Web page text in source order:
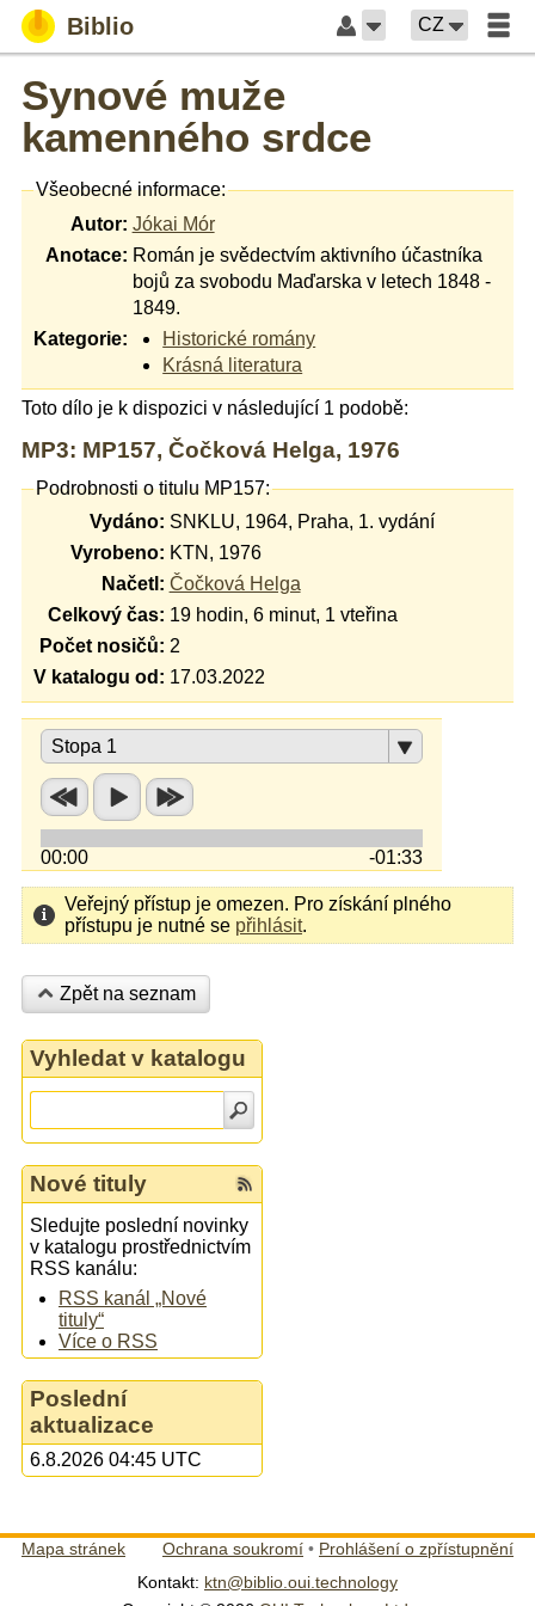
Biblio CZ
Synové muže
kamenného srdce
Všeobecné informace:
Autor: Jókai Mór
Anotace: Román je svědectvím aktivního účastníka
bojů za svobodu Maďarska v letech 1848 -
1849.
Kategorie:
Historické romány
Krásná literatura
Toto dílo je k dispozici v následující 1 podobě:
MP3: MP157, Čočková Helga, 1976
Podrobnosti o titulu MP157:
Vydáno: SNKLU, 1964, Praha, 1. vydání
Vyrobeno: KTN, 1976
Načetl: Čočková Helga
Celkový čas: 19 hodin, 6 minut, 1 vteřina
Počet nosičů: 2
V katalogu od: 17.03.2022
Stopa 1
00:00 -01:33
Veřejný přístup je omezen. Pro získání plného
přístupu je nutné se přihlásit.
Zpět na seznam
Vyhledat v katalogu
Nové tituly
Sledujte poslední novinky
v katalogu prostřednictvím
RSS kanálu:
RSS kanál „Nové
tituly“
Více o RSS
Poslední
aktualizace
6.8.2026 04:45 UTC
Mapa stránek Ochrana soukromí • Prohlášení o zpřístupnění
Kontakt: ktn@biblio.oui.technology